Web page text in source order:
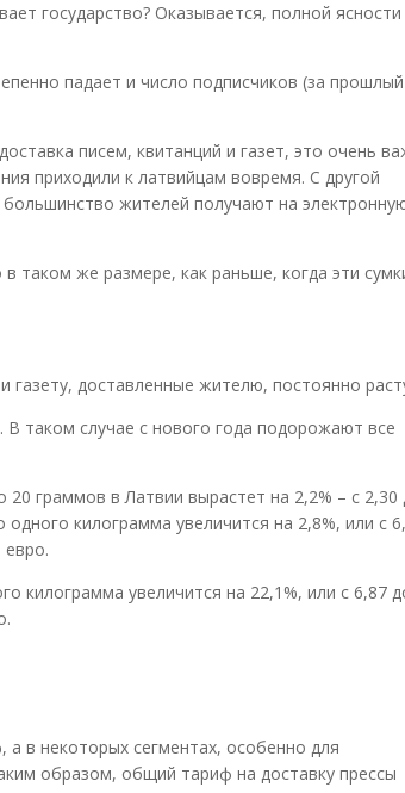
государство? Оказывается, полной ясности
падает и число подписчиков (за
писем, квитанций и газет, это очень
приходили к латвийцам вовремя. С другой
жителей получают на
таком же размере, как раньше, когда эти
доставленные жителю, постоянно
таком случае с нового года подорожают все
граммов в Латвии вырастет на 2,2% – с 2,30
килограмма увеличится на 2,8%, или с
килограмма увеличится на 22,1%, или с 6,87
в некоторых сегментах, особенно для
образом, общий тариф на доставку прессы